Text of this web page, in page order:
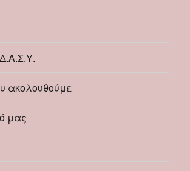
ακολουθούμε
μας